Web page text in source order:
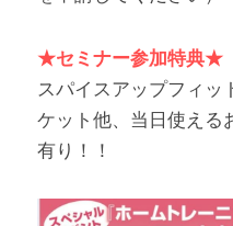
★セミナー参加特典★
スパイスアップフィ
ケット他、当日使える
有り！！